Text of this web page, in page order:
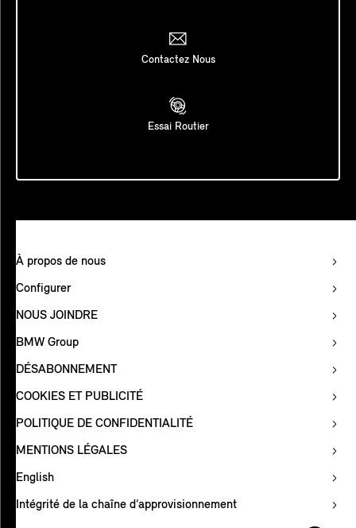
Contactez Nous
Essai Routier
À propos de nous
Configurer
NOUS JOINDRE
BMW Group
DÉSABONNEMENT
COOKIES ET PUBLICITÉ
POLITIQUE DE CONFIDENTIALITÉ
MENTIONS LÉGALES
English
Intégrité de la chaîne d’approvisionnement